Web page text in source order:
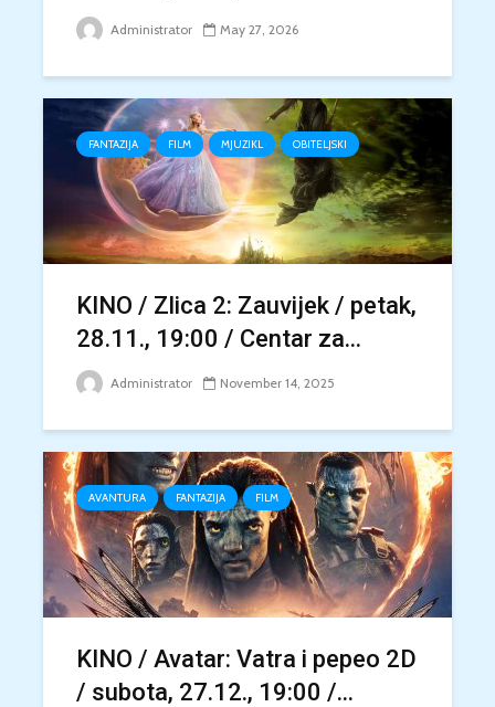
Administrator May 27, 2026
FANTAZIJA FILM MJUZIKL OBITELJSKI
KINO / Zlica 2: Zauvijek / petak,
28.11., 19:00 / Centar za...
Administrator November 14, 2025
AVANTURA FANTAZIJA FILM
KINO / Avatar: Vatra i pepeo 2D
/ subota, 27.12., 19:00 /...